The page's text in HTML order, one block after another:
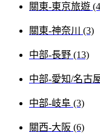
關東-東京旅遊
關東-神奈川 (3)
中部-長野 (13)
中部-愛知/名古
中部-岐阜 (3)
關西-大阪 (6)